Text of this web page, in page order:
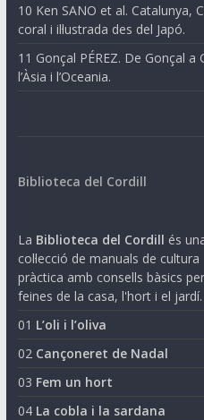
10 Ken SANO et al. Catalunya,
coral i il·lustrada des del Japó.
11 Gonçal PÉREZ. De Gonçal
l’Àsia i l’Oceania.
Biblioteca del Cordill
La Biblioteca del Cordill és
col·lecció de manuals de cultura
pràctica amb consells bàsics
feines de la casa, l'hort i el jardí.
01 L’oli i l’oliva
02 Cançoneret de Nadal
03 Fem un hort
04 La cobla i la sardana